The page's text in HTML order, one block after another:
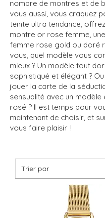
nombre de montres et de
vous aussi, vous craquez
teinte ultra tendance,
montre or rose femme,
femme rose gold ou doré
vous, quel modèle vous
mieux ? Un modèle tout
sophistiqué et élégant ?
jouer la carte de la
sensualité avec un modèle
rosé ? Il est temps pour
maintenant de choisir, et
vous faire plaisir !